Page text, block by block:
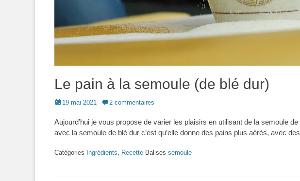
Le pain à la semoule (de blé dur)
Posted
19 mai 2021 2 commentaires
Aujourd’hui je vous propose de varier les plaisirs en utilisant de la semoule
avec la semoule de blé dur c’est qu’elle donne des pains plus aérés, avec
Catégories Ingrédients, Recette Balises semoule